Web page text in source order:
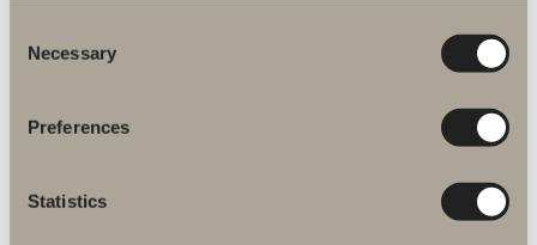
Selection
Necessary
Preferences
Statistics